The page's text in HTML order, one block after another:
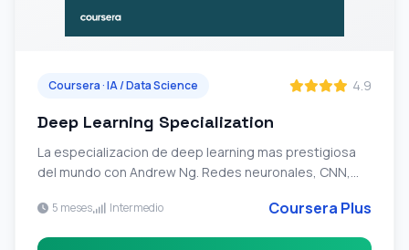
Coursera · IA / Data Science 4.9
Deep Learning Specialization
La especializacion de deep learning mas prestigiosa
del mundo con Andrew Ng. Redes neuronales, CNN,
5 meses Intermedio Coursera Plus